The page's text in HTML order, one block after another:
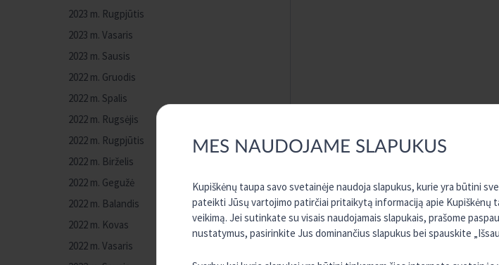
MES NAUDOJAME SLAPUKUS
Kupiškėnų taupa savo svetainėje naudoja slapukus, kurie yra būtini
pateikti Jūsų vartojimo patirčiai pritaikytą informaciją apie
veikimą. Jei sutinkate su visais naudojamais slapukais, prašome
nustatymus, pasirinkite Jus dominančius slapukus bei spauskite
2023 m. Rugpjūtis
2023 m. Vasaris
2023 m. Sausis
2022 m. Gruodis
2022 m. Spalis
2022 m. Rugsėjis
2022 m. Rugpjūtis
2022 m. Birželis
2022 m. Gegužė
2022 m. Balandis
2022 m. Kovas
2022 m. Vasaris